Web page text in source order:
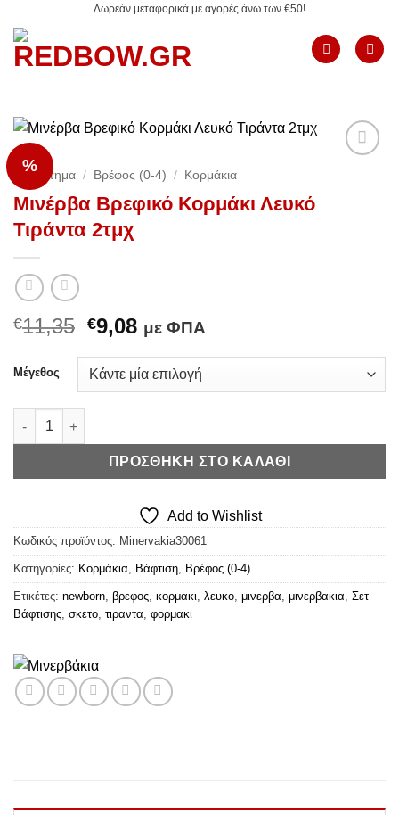
στο
περιεχόμενο
Δωρεάν μεταφορικά με αγορές άνω των €50!
%
Κατάστημα / Βρέφος (0-4) / Κορμάκια
Μινέρβα Βρεφικό Κορμάκι Λευκό
Τιράντα 2τμχ
€11,35 Original
was:
€11,35.
€9,08Η
τιμή
είναι:
με ΦΠΑ
Μέγεθος
Μινέρβα Βρεφικό Κορμάκι Λευκό Τιράντα 2τμχ ποσότητα
ΠΡΟΣΘΉΚΗ ΣΤΟ ΚΑΛΆΘΙ
Add to Wishlist
Κωδικός προϊόντος: Minervakia30061
Κατηγορίες: Κορμάκια, Βάφτιση, Βρέφος (0-4)
Ετικέτες: newborn, βρεφος, κορμακι, λευκο, μινερβα, μινερβακια, Σετ
Βάφτισης, σκετο, τιραντα, φορμακι